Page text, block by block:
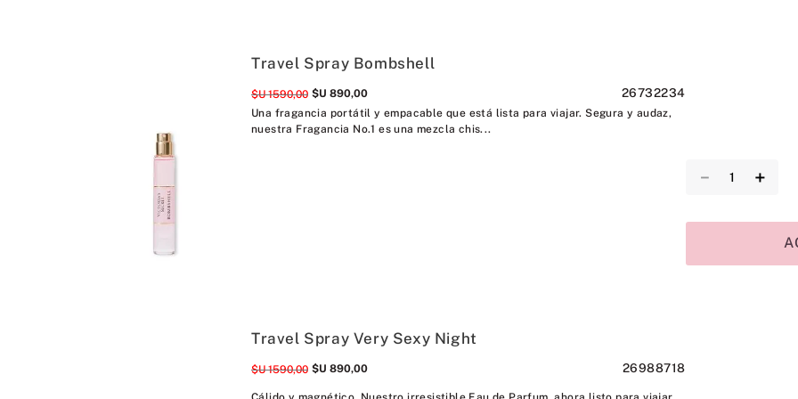
Travel Spray Bombshell
$U 1590,00 $U 890,00 26732234
Una fragancia portátil y empacable que está lista para viajar. Segura y audaz,
nuestra Fragancia No.1 es una mezcla chis...
＋
－
Travel Spray Very Sexy Night
$U 1590,00 $U 890,00 26988718